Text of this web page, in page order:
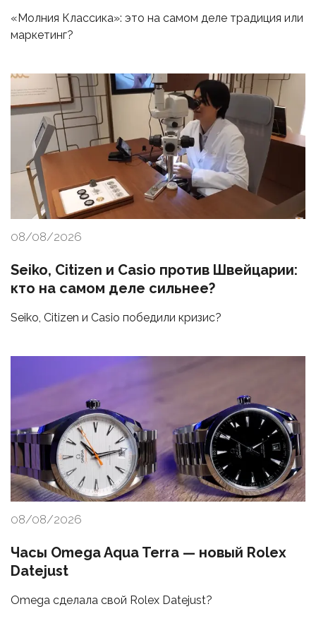
«Молния Классика»: это на самом деле традиция или
маркетинг?
08/08/2026
Seiko, Citizen и Casio против Швейцарии:
кто на самом деле сильнее?
Seiko, Citizen и Casio победили кризис?
08/08/2026
Часы Omega Aqua Terra — новый Rolex
Datejust
Omega сделала свой Rolex Datejust?